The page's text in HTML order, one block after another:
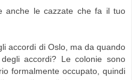
anche le cazzate che fa il tuo
accordi di Oslo, ma da quando
accordi? Le colonie sono
formalmente occupato, quindi